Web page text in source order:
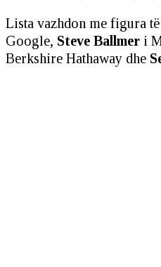
Lista vazhdon me figura
Google, Steve Ballmer i
Berkshire Hathaway dhe